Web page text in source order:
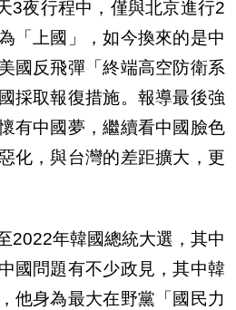
3夜行程中，僅與北京進行2
「上國」，如今換來的是中
國反飛彈「終端高空防衛系
採取報復措施。報導最後強
有中國夢，繼續看中國臉色
化，與台灣的差距擴大，更
2022年韓國總統大選，其中
國問題有不少政見，其中韓
他身為最大在野黨「國民力